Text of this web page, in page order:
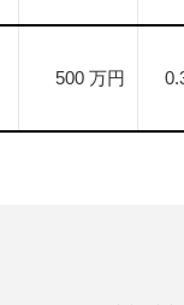
500 万円